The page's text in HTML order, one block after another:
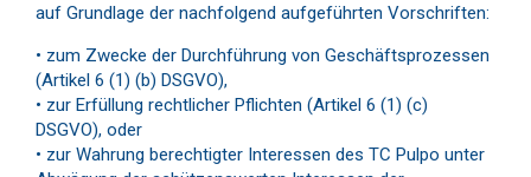
auf Grundlage der nachfolgend aufgeführten Vorschriften:
• zum Zwecke der Durchführung von Geschäftsprozessen
(Artikel 6 (1) (b) DSGVO),
• zur Erfüllung rechtlicher Pflichten (Artikel 6 (1) (c)
DSGVO), oder
• zur Wahrung berechtigter Interessen des TC Pulpo unter